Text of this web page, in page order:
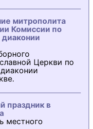
митрополита
Комиссии по
Церкви по
праздник в
местного